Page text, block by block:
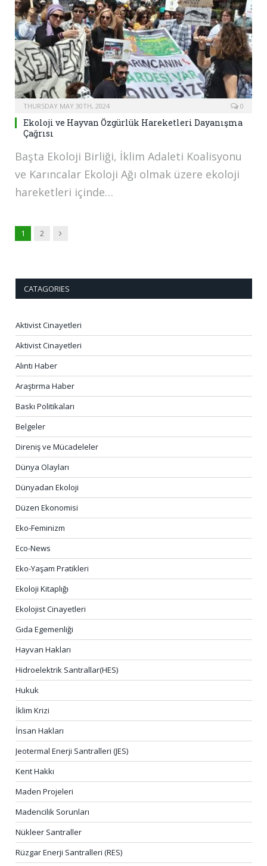
THURSDAY MAY 30TH, 2024 0
Ekoloji ve Hayvan Özgürlük Hareketleri Dayanışma
Çağrısı
Başta Ekoloji Birliği, İklim Adaleti Koalisyonu
ve Karıncalar Ekoloji Ağı olmak üzere ekoloji
hareketleri içinde…
1 2 Next
CATAGORIES
Aktivist Cinayetleri
Aktivist Cinayetleri
Alıntı Haber
Araştırma Haber
Baskı Politikaları
Belgeler
Direniş ve Mücadeleler
Dünya Olayları
Dünyadan Ekoloji
Düzen Ekonomisi
Eko-Feminizm
Eco-News
Eko-Yaşam Pratikleri
Ekoloji Kitaplığı
Ekolojist Cinayetleri
Gıda Egemenliği
Hayvan Hakları
Hidroelektrik Santrallar(HES)
Hukuk
İklim Krizi
İnsan Hakları
Jeotermal Enerji Santralleri (JES)
Kent Hakkı
Maden Projeleri
Madencilik Sorunları
Nükleer Santraller
Rüzgar Enerji Santralleri (RES)